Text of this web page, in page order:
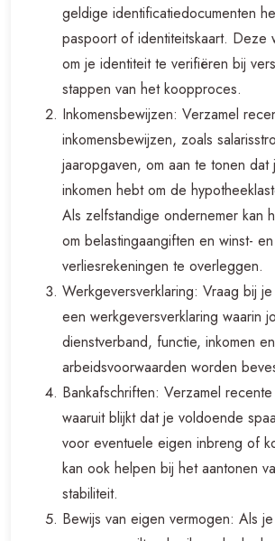
geldige identificatiedocumenten
paspoort of identiteitskaart. Deze
om je identiteit te verifiëren bij
stappen van het koopproces.
Inkomensbewijzen: Verzamel
inkomensbewijzen, zoals
jaaropgaven, om aan te tonen
inkomen hebt om de
Als zelfstandige ondernemer kan
om belastingaangiften en winst- en
verliesrekeningen te overleggen.
Werkgeversverklaring: Vraag bij
een werkgeversverklaring waarin
dienstverband, functie, inkomen en
arbeidsvoorwaarden worden
Bankafschriften: Verzamel
waaruit blijkt dat je voldoende
voor eventuele eigen inbreng of
kan ook helpen bij het aantonen
stabiliteit.
Bewijs van eigen vermogen: Als